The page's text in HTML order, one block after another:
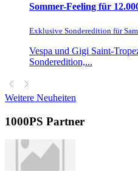
Sommer-Feeling für
Exklusive Sonderedition für
Vespa und Gigi Saint-
Sonderedition,...
Weitere Neuheiten
1000PS Partner